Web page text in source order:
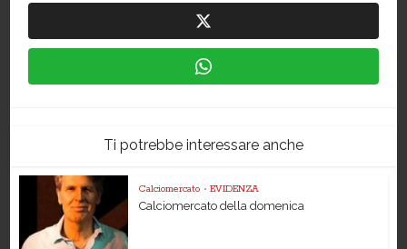
Ti potrebbe interessare anche
Calciomercato • EVIDENZA
Calciomercato della domenica